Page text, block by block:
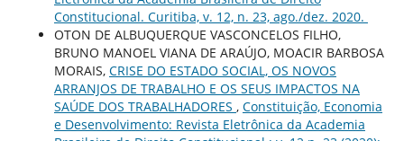
Constitucional. Curitiba, v. 12, n. 23, ago./dez. 2020.
OTON DE ALBUQUERQUE VASCONCELOS FILHO,
BRUNO MANOEL VIANA DE ARAÚJO, MOACIR BARBOSA
MORAIS, CRISE DO ESTADO SOCIAL, OS NOVOS
ARRANJOS DE TRABALHO E OS SEUS IMPACTOS NA
SAÚDE DOS TRABALHADORES , Constituição, Economia
e Desenvolvimento: Revista Eletrônica da Academia